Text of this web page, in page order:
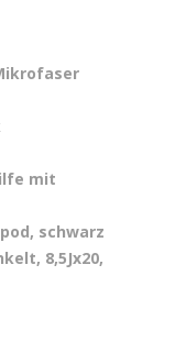
mit
schwarz
8,5Jx20,